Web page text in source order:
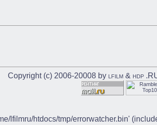
Copyright (c) 2006-20008 by LFILM& HDP
lfilmru/htdocs/tmp/errorwatcher.bin'